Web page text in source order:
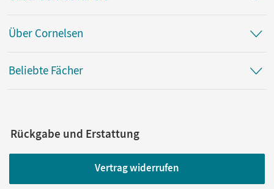
Über Cornelsen
Beliebte Fächer
Rückgabe und Erstattung
Vertrag widerrufen